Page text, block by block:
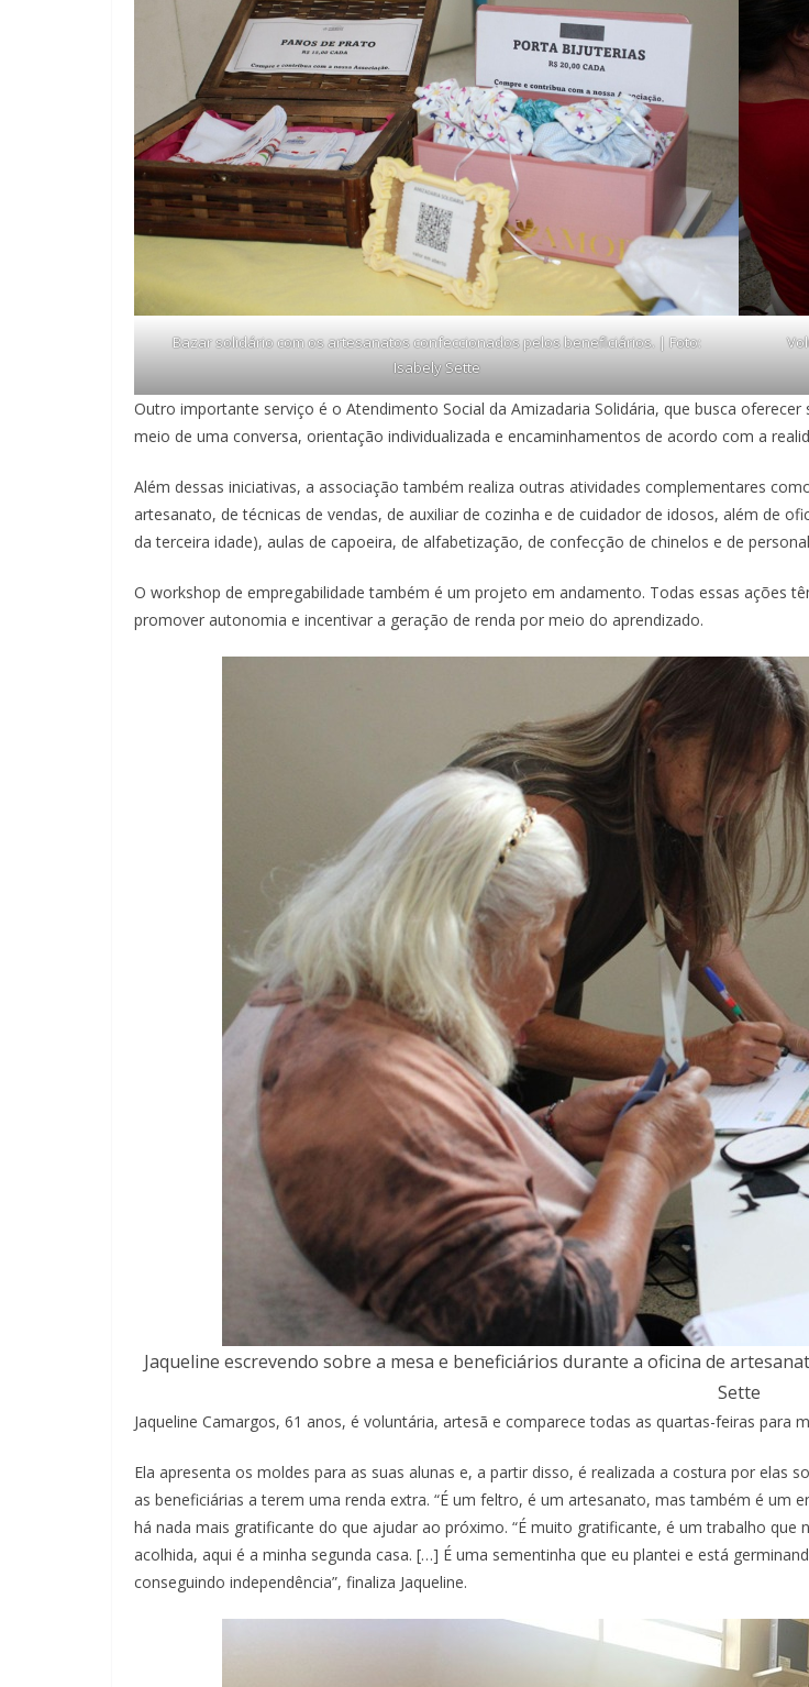
Bazar solidário com os artesanatos confeccionados pelos beneficiários. | Foto:
Isabely Sette
Outro importante serviço é o Atendimento Social da Amizadaria Solidária, que busca
meio de uma conversa, orientação individualizada e encaminhamentos de acordo com a
Além dessas iniciativas, a associação também realiza outras atividades complementares
artesanato, de técnicas de vendas, de auxiliar de cozinha e de cuidador de idosos, além de
da terceira idade), aulas de capoeira, de alfabetização, de confecção de chinelos e de
O workshop de empregabilidade também é um projeto em andamento. Todas essas ações
promover autonomia e incentivar a geração de renda por meio do aprendizado.
Jaqueline escrevendo sobre a mesa e beneficiários durante a oficina de
Sette
Jaqueline Camargos, 61 anos, é voluntária, artesã e comparece todas as quartas-feiras
Ela apresenta os moldes para as suas alunas e, a partir disso, é realizada a costura por elas
as beneficiárias a terem uma renda extra. “É um feltro, é um artesanato, mas também é um
há nada mais gratificante do que ajudar ao próximo. “É muito gratificante, é um trabalho
acolhida, aqui é a minha segunda casa. […] É uma sementinha que eu plantei e está
conseguindo independência”, finaliza Jaqueline.